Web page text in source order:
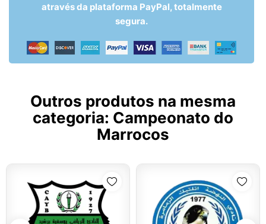
através da plataforma PayPal, totalmente
segura.
Outros produtos na mesma
categoria: Campeonato do
Marrocos